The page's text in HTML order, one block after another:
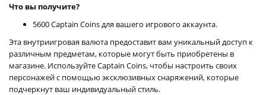
Что вы получите?
5600 Captain Coins для вашего игрового аккаунта.
Эта внутриигровая валюта предоставит вам уникальный доступ к
различным предметам, которые могут быть приобретены в
магазине. Используйте Captain Coins, чтобы настроить своих
персонажей с помощью эксклюзивных снаряжений, которые
подчеркнут ваш индивидуальный стиль.